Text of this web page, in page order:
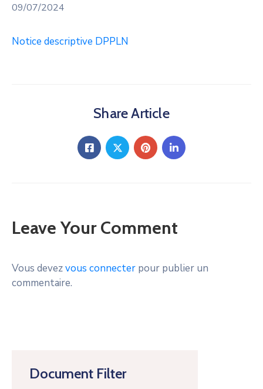
Document Filter
09/07/2024
Notice descriptive DPPLN
Share Article
Leave Your Comment
Vous devezvous connecter pour publier un
commentaire.